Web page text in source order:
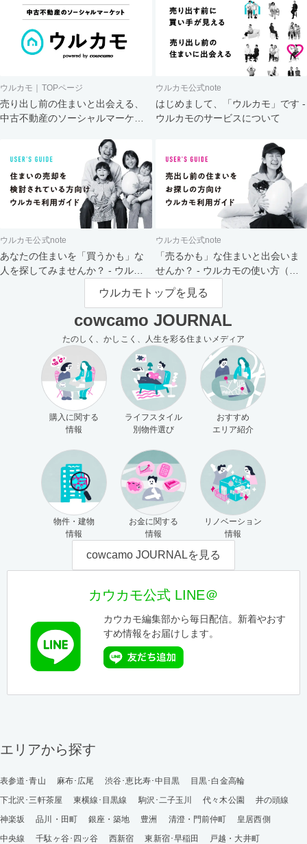
ウルカモ｜TOPページ
売り出し前の住まいと出会える、
中古不動産のソーシャルマーケッ
ウルカモ公式note
はじめまして、「ウルカモ」です -
ウルカモのサービスについて
ウルカモ公式note
あなたの住まいを「買うかも」な
人を探してみませんか？ - ウルカ
ウルカモ公式note
「売るかも」な住まいと出会いま
せんか？ - ウルカモの使い方（買
主さま向け）
ウルカモトップを見る
cowcamo JOURNAL
たのしく、かしこく、人生を彩る住まいメディア
購入に関する
情報
ライフスタイル
別物件選び
おすすめ
エリア紹介
物件・建物
情報
お金に関する
情報
リノベーション
情報
cowcamo JOURNALを見る
カウカモ公式 LINE＠
カウカモ編集部から毎日配信。新着やおす
すめ情報をお届けします。
エリアから探す
表参道･青山 麻布･広尾 渋谷･恵比寿･中目黒
目黒･白金高輪
下北沢･三軒茶屋
東横線･目黒線 駒沢･二子玉川 代々木公園
井の頭線
神楽坂
品川・田町 銀座・築地 豊洲 清澄・門前仲町
皇居西側
中央線
千駄ヶ谷･四ッ谷 西新宿 東新宿･早稲田
戸越・大井町